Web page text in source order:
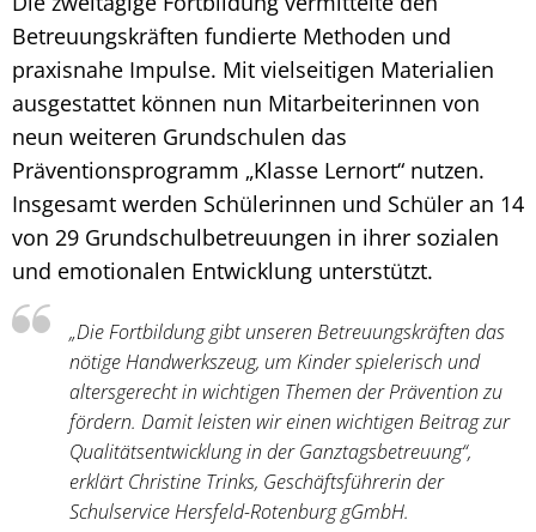
Betreuungskräften fundierte Methoden und
praxisnahe Impulse. Mit vielseitigen Materialien
ausgestattet können nun Mitarbeiterinnen von
neun weiteren Grundschulen das
Präventionsprogramm „Klasse Lernort“ nutzen.
Insgesamt werden Schülerinnen und Schüler an 14
von 29 Grundschulbetreuungen in ihrer sozialen
und emotionalen Entwicklung unterstützt.
„Die Fortbildung gibt unseren Betreuungskräften das
nötige Handwerkszeug, um Kinder spielerisch und
altersgerecht in wichtigen Themen der Prävention zu
fördern. Damit leisten wir einen wichtigen Beitrag zur
Qualitätsentwicklung in der Ganztagsbetreuung“,
erklärt Christine Trinks, Geschäftsführerin der
Schulservice Hersfeld-Rotenburg gGmbH.